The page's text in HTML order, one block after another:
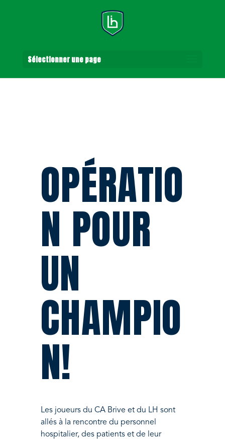
Sélectionner une page
OPÉRATIO
N POUR
UN
CHAMPIO
N!
Les joueurs du CA Brive et du LH sont
allés à la rencontre du personnel
hospitalier, des patients et de leur